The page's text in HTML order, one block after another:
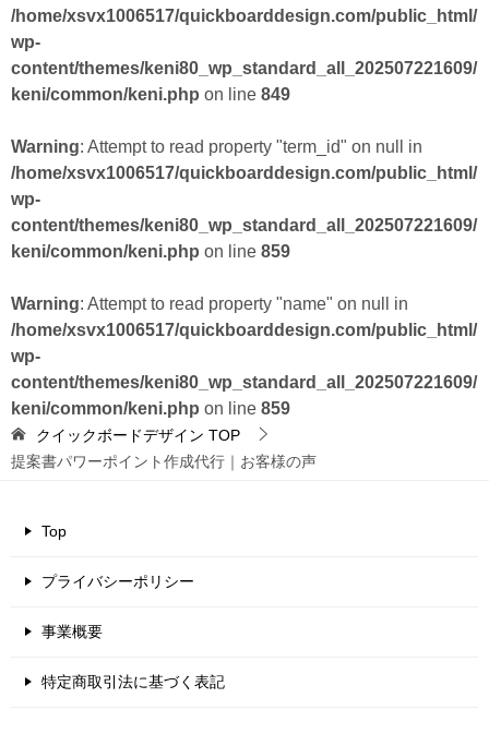
/home/xsvx1006517/quickboarddesign.com/public_html/
wp-
content/themes/keni80_wp_standard_all_202507221609/
keni/common/keni.php on line 849
Warning: Attempt to read property "term_id" on null in
/home/xsvx1006517/quickboarddesign.com/public_html/
wp-
content/themes/keni80_wp_standard_all_202507221609/
keni/common/keni.php on line 859
Warning: Attempt to read property "name" on null in
/home/xsvx1006517/quickboarddesign.com/public_html/
wp-
content/themes/keni80_wp_standard_all_202507221609/
keni/common/keni.php on line 859
クイックボードデザイン TOP
提案書パワーポイント作成代行｜お客様の声
Top
プライバシーポリシー
事業概要
特定商取引法に基づく表記